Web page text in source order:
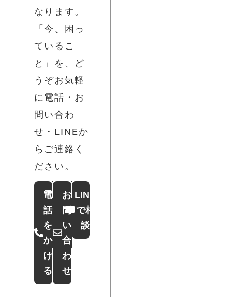
なります。
「今、困っ
ているこ
と」を、ど
うぞお気軽
に電話・お
問い合わ
せ・LINEか
らご連絡く
ださい。
電
話
を
か
け
る
お
問
い
合
わ
せ
LINE
で相
談